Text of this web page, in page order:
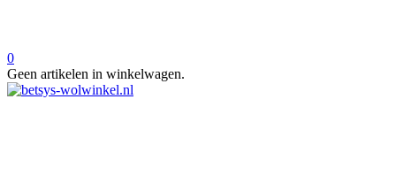
0
Geen artikelen in winkelwagen.